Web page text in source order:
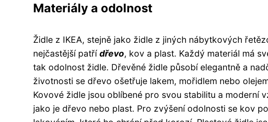
Materiály a odolnost
Židle z IKEA, stejně jako židle z jiných nábytkových
nejčastější patřídřevo, kov a plast. Každý materiál má
tak odolnost židle. Dřevěné židle působí elegantně a
životnosti se dřevo ošetřuje lakem, mořidlem nebo
Kovové židle jsou oblíbené pro svou stabilitu a moderní
jako je dřevo nebo plast. Pro zvýšení odolnosti se kov